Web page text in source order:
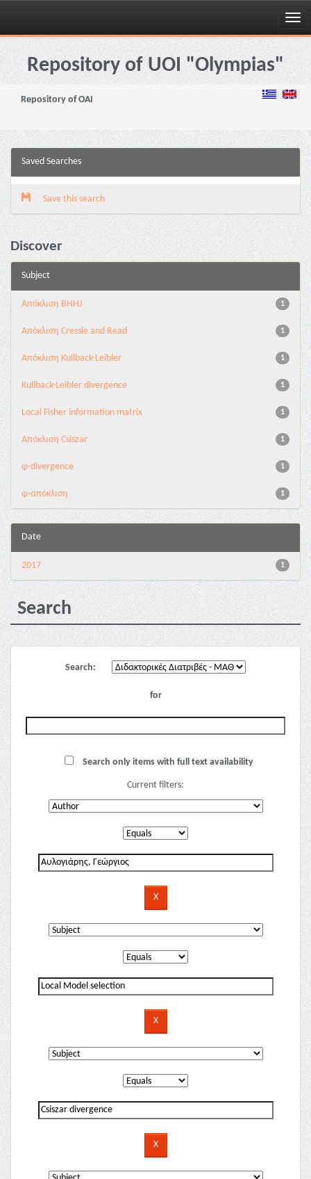
Skip
navigationRepository of UOI "Olympias"
Repository of OAI
Saved Searches
Save this search
Discover
Subject
1
Aπόκλιση BHHJ
1
Aπόκλιση Cressie and Read
1
Aπόκλιση Kullback-Leibler
1
Kullback-Leibler divergence
1
Local Fisher information matrix
1
Απόκλιση Csiszar
1
φ-divergence
1
φ-απόκλιση
Date
1
2017
Search
Search:
for
Search only items with full text availability
Current filters: